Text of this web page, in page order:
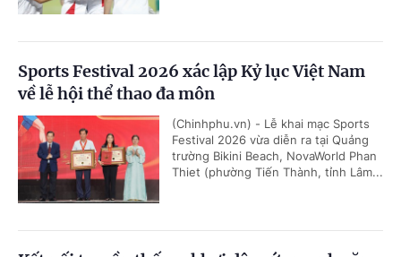
Sports Festival 2026 xác lập Kỷ lục Việt Nam
về lễ hội thể thao đa môn
(Chinhphu.vn) - Lễ khai mạc Sports
Festival 2026 vừa diễn ra tại Quảng
trường Bikini Beach, NovaWorld Phan
Thiet (phường Tiến Thành, tỉnh Lâm...